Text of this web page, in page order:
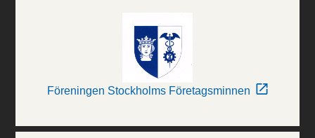
Föreningen Stockholms Företagsminnen